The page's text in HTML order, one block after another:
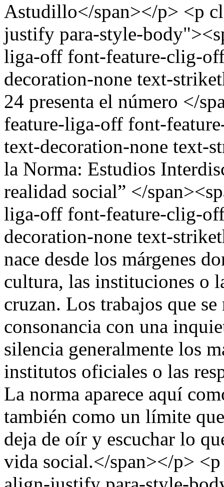
Astudillo</span></p> <p
justify para-style-
liga-off font-feature-clig-
decoration-none text-
24 presenta el número </
feature-liga-off font-
text-decoration-none text-
la Norma: Estudios
realidad social” </
liga-off font-feature-clig-
decoration-none text-
nace desde los márgenes
cultura, las instituciones o
cruzan. Los trabajos que
consonancia con una
silencia generalmente los
institutos oficiales o las
La norma aparece aquí
también como un límite
deja de oír y escuchar lo
vida social.</span></p>